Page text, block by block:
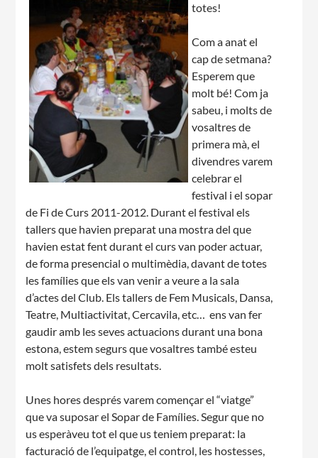
totes!
Com a anat el
cap de setmana?
Esperem que
molt bé! Com ja
sabeu, i molts de
vosaltres de
primera mà, el
divendres varem
celebrar el
festival i el sopar
de Fi de Curs 2011-2012. Durant el festival els
tallers que havien preparat una mostra del que
havien estat fent durant el curs van poder actuar,
de forma presencial o multimèdia, davant de totes
les famílies que els van venir a veure a la sala
d’actes del Club. Els tallers de Fem Musicals, Dansa,
Teatre, Multiactivitat, Cercavila, etc… ens van fer
gaudir amb les seves actuacions durant una bona
estona, estem segurs que vosaltres també esteu
molt satisfets dels resultats.
Unes hores després varem començar el “viatge”
que va suposar el Sopar de Famílies. Segur que no
us esperàveu tot el que us teniem preparat: la
facturació de l’equipatge, el control, les hostesses,
CASES DE COLÒNIES
ACCIÓ SOCIAL I JOVES
ESPLAIS
SUPORT TERCER SECTOR
CONEIX FUNDESPLAI
La Fundació